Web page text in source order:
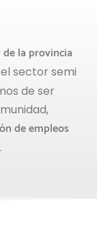
la provincia
sector semi
de ser
de empleos